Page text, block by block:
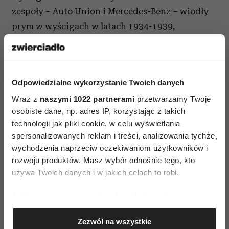
Odpowiedzialne wykorzystanie Twoich danych
Wraz z naszymi 1022 partnerami przetwarzamy Twoje
osobiste dane, np. adres IP, korzystając z takich
technologii jak pliki cookie, w celu wyświetlania
spersonalizowanych reklam i treści, analizowania tychże,
wychodzenia naprzeciw oczekiwaniom użytkowników i
rozwoju produktów. Masz wybór odnośnie tego, kto
używa Twoich danych i w jakich celach to robi.
Jeśli wyrazisz na to zgodę, chcielibyśmy również:
Gromadzić dane dotyczące Twojej lokalizacji
geograficznej z dokładnością nawet do kilku metrów
Zezwól na wszystkie
zespoły – Auto Union i Mercedes-Benz – wiodły
prym w wyścigach w latach 1934-1939,
wygrywając niemal wszystkie Grand Prix.
że Niemcy porzucili swoje tradycyjne białe
barwy przez problemy z… wagą. Od 1934 r. masa
bolidów startujących w cyklu wyścigów Grand
Prix nie mogła przekraczać 750 kg. Wiosną 1934
r., dzień przed startem do wyścigu w górach Eifel,
okazało się, że najnowsza broń Mercedesa –
model W25 – waży o 1 kg za dużo. Wobec tego
już zgodny z regulaminem i po zwycięstwie